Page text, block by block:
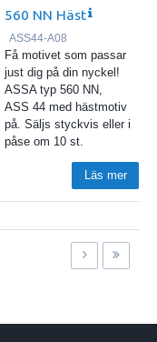
560 NN Häst
ASS44-A08
Få motivet som passar
just dig på din nyckel!
ASSA typ 560 NN,
ASS 44 med hästmotiv
på. Säljs styckvis eller i
påse om 10 st.
Läs mer